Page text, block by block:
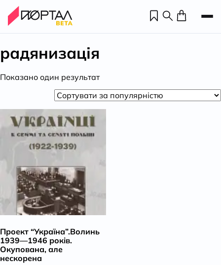
радянизація
Показано один результат
Проект “Україна”.Волинь
1939—1946 років.
Окупована, але
нескорена